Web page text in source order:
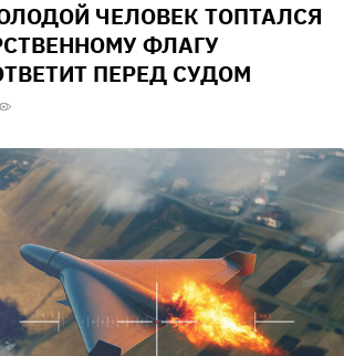
ЧЕЛОВЕК ТОПТАЛСЯ
ФЛАГУ
ПЕРЕД СУДОМ